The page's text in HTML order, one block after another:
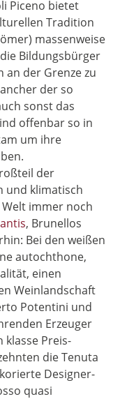
Piceno bietet
Tradition
massenweise
Bildungsbürger
an der Grenze zu
der so
sonst das
offenbar so in
um ihre
der
und klimatisch
immer noch
, Brunellos
Bei den weißen
autochthone,
einen
Weinlandschaft
Potentini und
Erzeuger
klasse Preis-
die Tenuta
Designer-
quasi